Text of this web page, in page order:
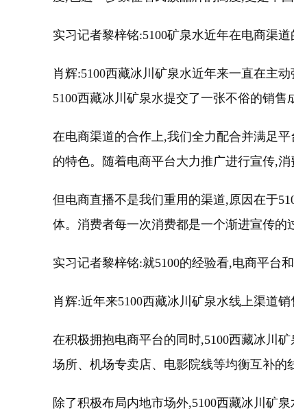
实习记者黎梓铭:5100矿泉水近年在电商渠
肖辉:5100西藏冰川矿泉水近年来一直在主
5100西藏冰川矿泉水提交了一张不俗的销
在电商渠道的合作上,我们全力配合并满足
的特色。随着电商平台大力推广进行宣传,
但电商直播不是我们重用的渠道,原因在于
体。消费者每一次消费都是一个渐进宣传的
实习记者黎梓铭:就5100的经验看,电商平台
肖辉:近年来5100西藏冰川矿泉水线上渠道
在积极拥抱电商平台的同时,5100西藏冰川
场所、机场专卖店、电影院线等均衡互补的
除了积极布局内地市场外,5100西藏冰川矿